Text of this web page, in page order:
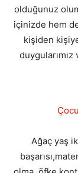
olduğunuz
içinizde hem
kişiden
Ağaç yaş